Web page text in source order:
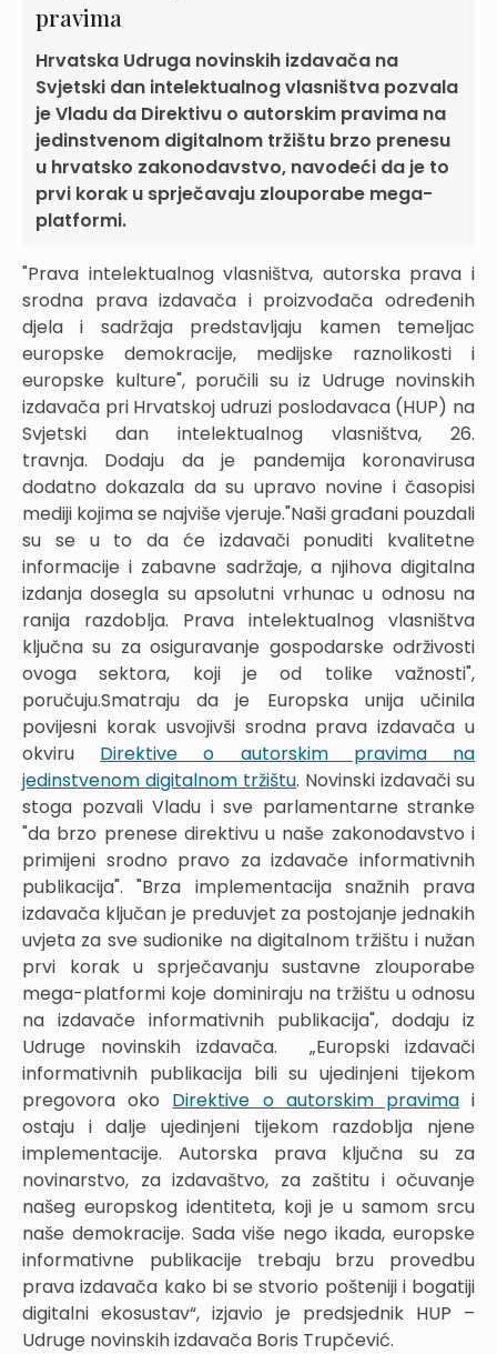
pravima
Hrvatska Udruga novinskih izdavača na
Svjetski dan intelektualnog vlasništva pozvala
je Vladu da Direktivu o autorskim pravima na
jedinstvenom digitalnom tržištu brzo prenesu
u hrvatsko zakonodavstvo, navodeći da je to
prvi korak u sprječavaju zlouporabe mega-
platformi.
"Prava intelektualnog vlasništva, autorska prava i
srodna prava izdavača i proizvođača određenih
djela i sadržaja predstavljaju kamen temeljac
europske demokracije, medijske raznolikosti i
europske kulture", poručili su iz Udruge novinskih
izdavača pri Hrvatskoj udruzi poslodavaca (HUP) na
Svjetski dan intelektualnog vlasništva, 26.
travnja. Dodaju da je pandemija koronavirusa
dodatno dokazala da su upravo novine i časopisi
mediji kojima se najviše vjeruje."Naši građani pouzdali
su se u to da će izdavači ponuditi kvalitetne
informacije i zabavne sadržaje, a njihova digitalna
izdanja dosegla su apsolutni vrhunac u odnosu na
ranija razdoblja. Prava intelektualnog vlasništva
ključna su za osiguravanje gospodarske održivosti
ovoga sektora, koji je od tolike važnosti",
poručuju.Smatraju da je Europska unija učinila
povijesni korak usvojivši srodna prava izdavača u
okviru Direktive o autorskim pravima na
jedinstvenom digitalnom tržištu. Novinski izdavači su
stoga pozvali Vladu i sve parlamentarne stranke
"da brzo prenese direktivu u naše zakonodavstvo i
primijeni srodno pravo za izdavače informativnih
publikacija". "Brza implementacija snažnih prava
izdavača ključan je preduvjet za postojanje jednakih
uvjeta za sve sudionike na digitalnom tržištu i nužan
prvi korak u sprječavanju sustavne zlouporabe
mega-platformi koje dominiraju na tržištu u odnosu
na izdavače informativnih publikacija", dodaju iz
Udruge novinskih izdavača. „Europski izdavači
informativnih publikacija bili su ujedinjeni tijekom
pregovora oko Direktive o autorskim pravimai
ostaju i dalje ujedinjeni tijekom razdoblja njene
implementacije. Autorska prava ključna su za
novinarstvo, za izdavaštvo, za zaštitu i očuvanje
našeg europskog identiteta, koji je u samom srcu
naše demokracije. Sada više nego ikada, europske
informativne publikacije trebaju brzu provedbu
prava izdavača kako bi se stvorio pošteniji i bogatiji
digitalni ekosustav“, izjavio je predsjednik HUP –
Udruge novinskih izdavača Boris Trupčević.